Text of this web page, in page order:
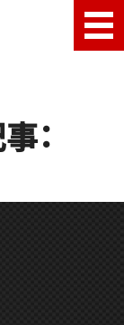
千葉市にあ
：